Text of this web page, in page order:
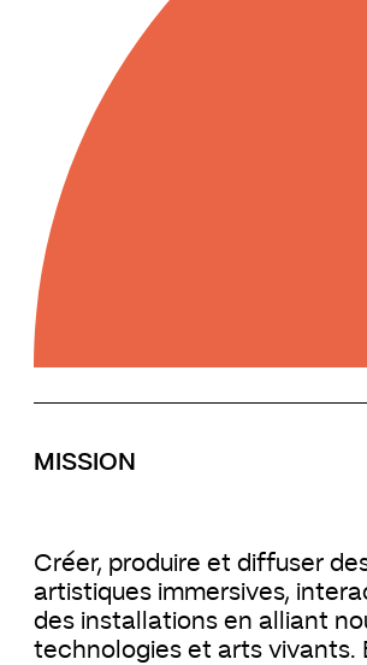
MISSION
Créer, produire et diffuser
artistiques immersives,
des installations en alliant
technologies et arts vivants.